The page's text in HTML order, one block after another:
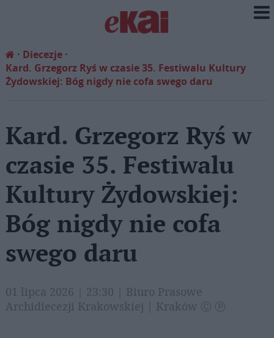
Diecezje
Kard. Grzegorz Ryś w czasie 35. Festiwalu Kultury
Żydowskiej: Bóg nigdy nie cofa swego daru
Kard. Grzegorz Ryś w
czasie 35. Festiwalu
Kultury Żydowskiej:
Bóg nigdy nie cofa
swego daru
01 lipca 2026 | 23:30 | Biuro Prasowe
Archidiecezji Krakowskiej | Kraków Ⓒ Ⓟ